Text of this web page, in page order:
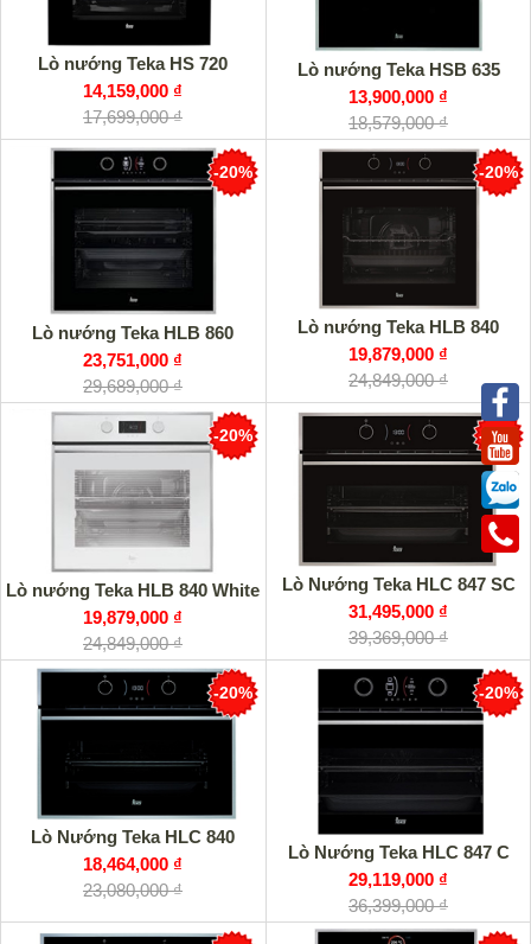
Lò nướng Teka HS 720
14,159,000 ₫
17,699,000 ₫
Lò nướng Teka HSB 635
13,900,000 ₫
18,579,000 ₫
Lò nướng Teka HLB 860
23,751,000 ₫
29,689,000 ₫
-20%
Lò nướng Teka HLB 840
19,879,000 ₫
24,849,000 ₫
-20%
Lò nướng Teka HLB 840 White
19,879,000 ₫
24,849,000 ₫
-20%
Lò Nướng Teka HLC 847 SC
31,495,000 ₫
39,369,000 ₫
-20%
Lò Nướng Teka HLC 840
18,464,000 ₫
23,080,000 ₫
-20%
Lò Nướng Teka HLC 847 C
29,119,000 ₫
36,399,000 ₫
-20%